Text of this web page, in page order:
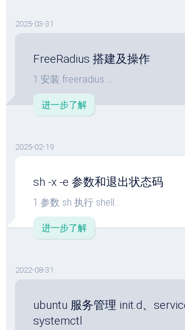
2025-03-31
FreeRadius 搭建及操作
1.安装 freeradius ...
进一步了解
2025-02-19
sh -x -e 参数和退出状态码
1.参数 sh 执行 shell...
进一步了解
2022-08-31
ubuntu 服务管理 init.d、
systemctl